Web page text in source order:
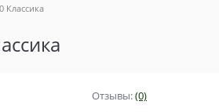
Классика
Отзывы:(0)